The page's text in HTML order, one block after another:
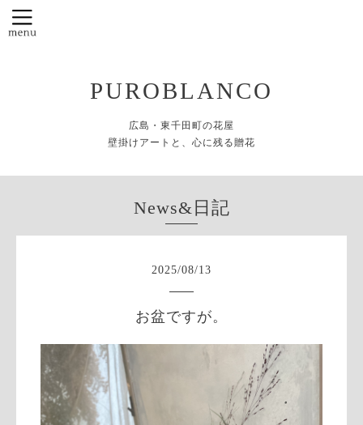
PUROBLANCO
広島・東千田町の花屋
壁掛けアートと、心に残る贈花
News&日記
2025/08/13
お盆ですが。